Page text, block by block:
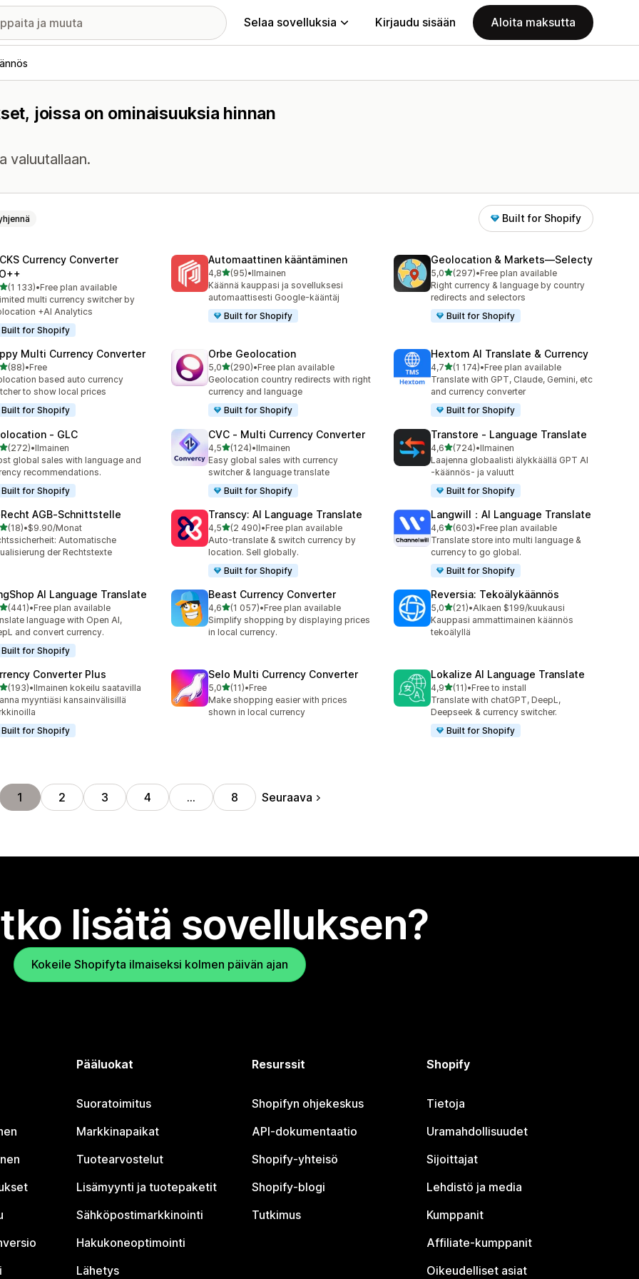
Selaa sovelluksia Kirjaudu sisään Aloita maksutta
joissa on ominaisuuksia hinnan
valuutallaan.
Built for Shopify
Currency Converter
/ 5 tähteä
(1 133)
arvostelua yhteensä
•Free plan available
multi currency switcher by
+AI Analytics
Built for Shopify
Automaattinen kääntäminen
4,8/ 5 tähteä
(95)
95 arvostelua yhteensä
•Ilmainen
Käännä kauppasi ja sovelluksesi
automaattisesti Google-kääntäj
Built for Shopify
Geolocation & Markets—Selecty
5,0/ 5 tähteä
(297)
297 arvostelua yhteensä
•Free plan available
Right currency & language by country
redirects and selectors
Built for Shopify
Multi Currency Converter
/ 5 tähteä
(88) yhteensä
•Free
based auto currency
to show local prices
Built for Shopify
Orbe Geolocation
5,0/ 5 tähteä
(290)
290 arvostelua yhteensä
•Free plan available
Geolocation country redirects with right
currency and language
Built for Shopify
Hextom AI Translate & Currency
4,7/ 5 tähteä
(1 174)
1174 arvostelua yhteensä
•Free plan available
Translate with GPT, Claude, Gemini, etc
and currency converter
Built for Shopify
‑ GLC
/ 5 tähteä
(272)
arvostelua yhteensä
•Ilmainen
global sales with language and
recommendations.
Built for Shopify
CVC ‑ Multi Currency Converter
4,5/ 5 tähteä
(124)
124 arvostelua yhteensä
•Ilmainen
Easy global sales with currency
switcher & language translate
Built for Shopify
Transtore ‑ Language Translate
4,6/ 5 tähteä
(724)
724 arvostelua yhteensä
•Ilmainen
Laajenna globaalisti älykkäällä GPT AI
-käännös- ja valuutt
Built for Shopify
AGB‑Schnittstelle
/ 5 tähteä
(18) yhteensä
•$9.90/Monat
Automatische
der Rechtstexte
Transcy: AI Language Translate
4,5/ 5 tähteä
(2 490)
2490 arvostelua yhteensä
•Free plan available
Auto-translate & switch currency by
location. Sell globally.
Built for Shopify
Langwill：AI Language Translate
4,6/ 5 tähteä
(603)
603 arvostelua yhteensä
•Free plan available
Translate store into multi language &
currency to go global.
Built for Shopify
AI Language Translate
/ 5 tähteä
(441)
arvostelua yhteensä
•Free plan available
language with Open AI,
and convert currency.
Built for Shopify
Beast Currency Converter
4,6/ 5 tähteä
(1 057)
1057 arvostelua yhteensä
•Free plan available
Simplify shopping by displaying prices
in local currency.
Reversia: Tekoälykäännös
5,0/ 5 tähteä
(21)
21 arvostelua yhteensä
•Alkaen $199/kuukausi
Kauppasi ammattimainen käännös
tekoälyllä
Converter Plus
/ 5 tähteä
(193)
arvostelua yhteensä
•Ilmainen kokeilu saatavilla
myyntiäsi kansainvälisillä
Built for Shopify
Selo Multi Currency Converter
5,0/ 5 tähteä
(11)
11 arvostelua yhteensä
•Free
Make shopping easier with prices
shown in local currency
Lokalize AI Language Translate
4,9/ 5 tähteä
(11)
11 arvostelua yhteensä
•Free to install
Translate with chatGPT, DeepL,
Deepseek & currency switcher.
Built for Shopify
1 2 3 4 … 8 Seuraava
lisätä sovelluksen?
Kokeile Shopifyta ilmaiseksi kolmen päivän ajan
Pääluokat
Suoratoimitus
Markkinapaikat
Tuotearvostelut
Lisämyynti ja tuotepaketit
Sähköpostimarkkinointi
Hakukoneoptimointi
Lähetys
Resurssit
Shopifyn ohjekeskus
API-dokumentaatio
Shopify-yhteisö
Shopify-blogi
Tutkimus
Shopify
Tietoja
Uramahdollisuudet
Sijoittajat
Lehdistö ja media
Kumppanit
Affiliate-kumppanit
Oikeudelliset asiat